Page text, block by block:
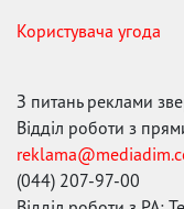
Користувача угода
З питань реклами
Відділ роботи з
(044) 207-97-00